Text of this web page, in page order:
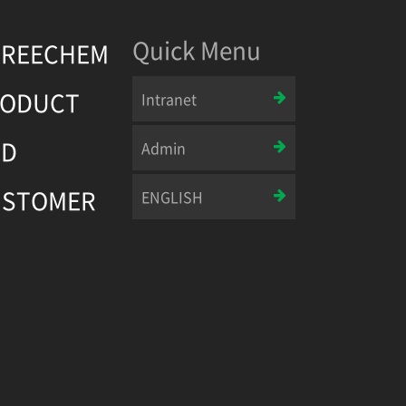
Quick Menu
Intranet
Admin
ENGLISH